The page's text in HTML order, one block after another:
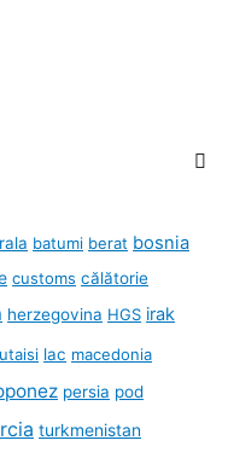
batumi berat bosnia
customs călătorie
herzegovina HGS irak
lac macedonia
persia pod
turkmenistan